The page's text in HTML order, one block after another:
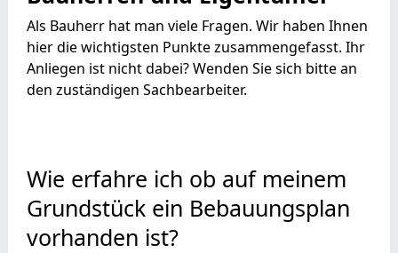
Als Bauherr hat man viele Fragen. Wir haben Ihnen
hier die wichtigsten Punkte zusammengefasst. Ihr
Anliegen ist nicht dabei? Wenden Sie sich bitte an
den zuständigen Sachbearbeiter.
Wie erfahre ich ob auf meinem
Grundstück ein Bebauungsplan
vorhanden ist?